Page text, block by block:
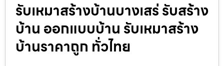
รับเหมาสร้างบ้านบางเสร่ รับสร้าง
บ้าน ออกแบบบ้าน รับเหมาสร้าง
บ้านราคาถูก ทั่วไทย